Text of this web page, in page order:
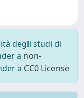
degli studi di
a non-
a CC0 License